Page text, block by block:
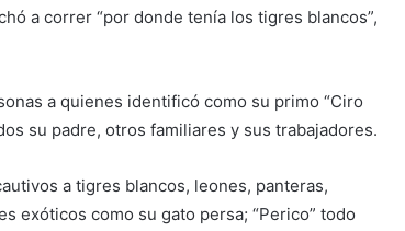
a correr “por donde tenía los tigres blancos”,
a quienes identificó como su primo “Ciro
su padre, otros familiares y sus trabajadores.
a tigres blancos, leones, panteras,
exóticos como su gato persa; “Perico” todo